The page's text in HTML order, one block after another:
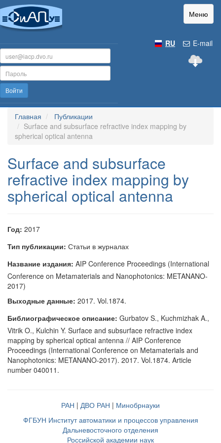
Меню
E-mail
RU
Войти
Главная
Публикации
Surface and subsurface refractive index mapping by
spherical optical antenna
Surface and subsurface
refractive index mapping by
spherical optical antenna
Год: 2017
Тип публикации: Статьи в журналах
Название издания: AIP Conference Proceedings (International
Conference on Metamaterials and Nanophotonics: METANANO-
2017)
Выходные данные: 2017. Vol.1874.
Библиографическое описание: Gurbatov S., Kuchmizhak A.,
Vitrik O., Kulchin Y. Surface and subsurface refractive index
mapping by spherical optical antenna // AIP Conference
Proceedings (International Conference on Metamaterials and
Nanophotonics: METANANO-2017). 2017. Vol.1874. Article
number 040011.
РАН | ДВО РАН | Минобрнауки
ФГБУН Институт автоматики и процессов управления
Дальневосточного отделения
Российской академии наук